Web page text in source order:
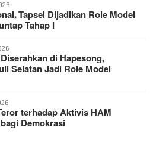
Tapsel Dijadikan Role Model
Tahap I
di Hapesong,
Selatan Jadi Role Model
terhadap Aktivis HAM
Demokrasi